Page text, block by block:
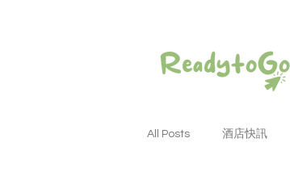
All Posts 酒店快訊